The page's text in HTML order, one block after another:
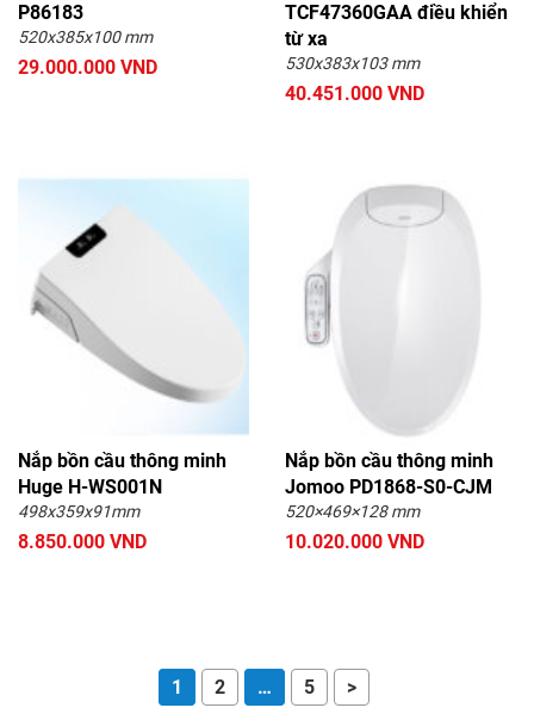
P86183
520x385x100 mm
29.000.000 VND
TCF47360GAA điều khiển
từ xa
530x383x103 mm
40.451.000 VND
Nắp bồn cầu thông minh
Huge H-WS001N
498x359x91mm
8.850.000 VND
Nắp bồn cầu thông minh
Jomoo PD1868-S0-CJM
520×469×128 mm
10.020.000 VND
1 2 … 5 >